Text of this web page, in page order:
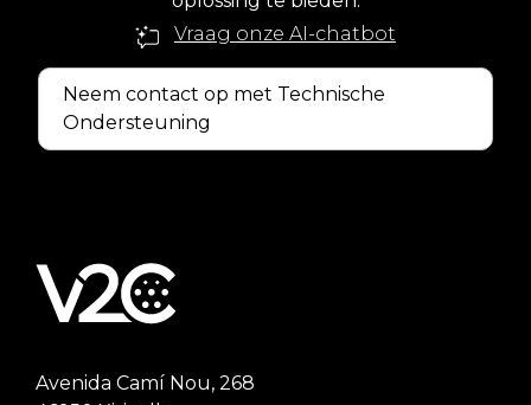
Vraag onze AI-chatbot
Neem contact op met Technische
Ondersteuning
Avenida Camí Nou, 268